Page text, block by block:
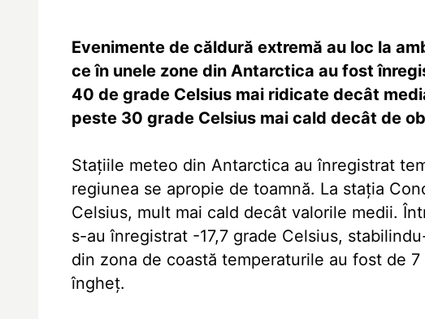
Evenimente de căldură extremă au loc la
ce în unele zone din Antarctica au fost
40 de grade Celsius mai ridicate decât
peste 30 grade Celsius mai cald decât de
Staţiile meteo din Antarctica au înregistrat
regiunea se apropie de toamnă. La staţia
Celsius, mult mai cald decât valorile medii.
s-au înregistrat -17,7 grade Celsius,
din zona de coastă temperaturile au fost de
îngheţ.